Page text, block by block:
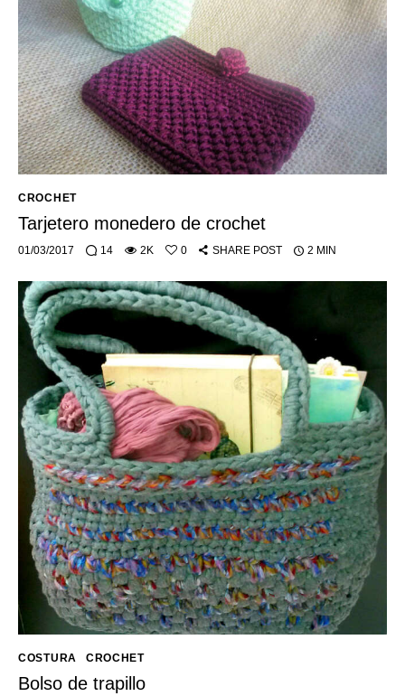
CROCHET
Tarjetero monedero de crochet
01/03/2017 14 2K 0 SHARE POST 2 MIN
COSTURA CROCHET
Bolso de trapillo